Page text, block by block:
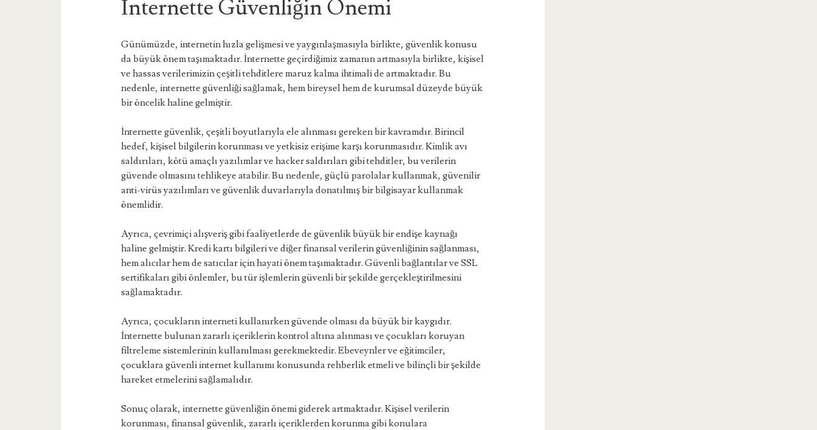
İnternette Güvenliğin Önemi
Günümüzde, internetin hızla gelişmesi ve yaygınlaşmasıyla birlikte, güvenlik konusu
da büyük önem taşımaktadır. İnternette geçirdiğimiz zamanın artmasıyla birlikte, kişisel
ve hassas verilerimizin çeşitli tehditlere maruz kalma ihtimali de artmaktadır. Bu
nedenle, internette güvenliği sağlamak, hem bireysel hem de kurumsal düzeyde büyük
bir öncelik haline gelmiştir.
İnternette güvenlik, çeşitli boyutlarıyla ele alınması gereken bir kavramdır. Birincil
hedef, kişisel bilgilerin korunması ve yetkisiz erişime karşı korunmasıdır. Kimlik avı
saldırıları, kötü amaçlı yazılımlar ve hacker saldırıları gibi tehditler, bu verilerin
güvende olmasını tehlikeye atabilir. Bu nedenle, güçlü parolalar kullanmak, güvenilir
anti-virüs yazılımları ve güvenlik duvarlarıyla donatılmış bir bilgisayar kullanmak
önemlidir.
Ayrıca, çevrimiçi alışveriş gibi faaliyetlerde de güvenlik büyük bir endişe kaynağı
haline gelmiştir. Kredi kartı bilgileri ve diğer finansal verilerin güvenliğinin sağlanması,
hem alıcılar hem de satıcılar için hayati önem taşımaktadır. Güvenli bağlantılar ve SSL
sertifikaları gibi önlemler, bu tür işlemlerin güvenli bir şekilde gerçekleştirilmesini
sağlamaktadır.
Ayrıca, çocukların interneti kullanırken güvende olması da büyük bir kaygıdır.
İnternette bulunan zararlı içeriklerin kontrol altına alınması ve çocukları koruyan
filtreleme sistemlerinin kullanılması gerekmektedir. Ebeveynler ve eğitimciler,
çocuklara güvenli internet kullanımı konusunda rehberlik etmeli ve bilinçli bir şekilde
hareket etmelerini sağlamalıdır.
Sonuç olarak, internette güvenliğin önemi giderek artmaktadır. Kişisel verilerin
korunması, finansal güvenlik, zararlı içeriklerden korunma gibi konulara